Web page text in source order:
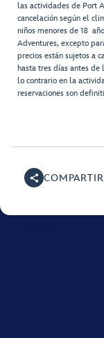
las actividades de Port
cancelación según el
niños menores de 18
Adventures, excepto
precios están sujetos a
hasta tres días antes de
lo contrario en la
reservaciones son
COMPARTIR